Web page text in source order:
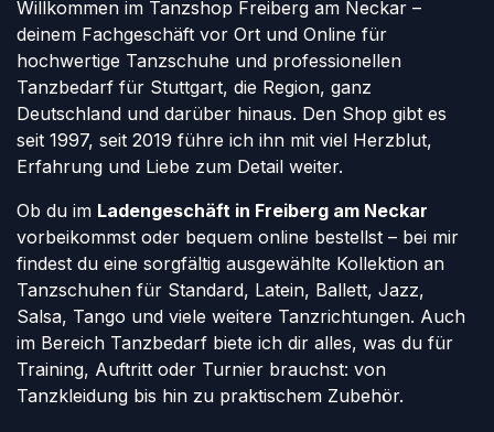
Willkommen im Tanzshop Freiberg am Neckar –
deinem Fachgeschäft vor Ort und Online für
hochwertige Tanzschuhe und professionellen
Tanzbedarf für Stuttgart, die Region, ganz
Deutschland und darüber hinaus. Den Shop gibt es
seit 1997, seit 2019 führe ich ihn mit viel Herzblut,
Erfahrung und Liebe zum Detail weiter.
Ob du im Ladengeschäft in Freiberg am Neckar
vorbeikommst oder bequem online bestellst – bei mir
findest du eine sorgfältig ausgewählte Kollektion an
Tanzschuhen für Standard, Latein, Ballett, Jazz,
Salsa, Tango und viele weitere Tanzrichtungen. Auch
im Bereich Tanzbedarf biete ich dir alles, was du für
Training, Auftritt oder Turnier brauchst: von
Tanzkleidung bis hin zu praktischem Zubehör.